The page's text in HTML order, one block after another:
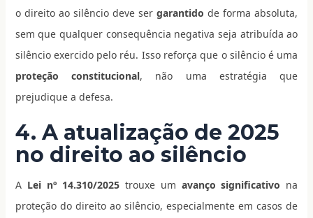
o direito ao silêncio deve sergarantido de forma absoluta,
sem que qualquer consequência negativa seja atribuída ao
silêncio exercido pelo réu. Isso reforça que o silêncio é uma
proteção constitucional, não uma estratégia que
prejudique a defesa.
4. A atualização de 2025
no direito ao silêncio
A Lei nº 14.310/2025trouxe um avanço significativo na
proteção do direito ao silêncio, especialmente em casos de